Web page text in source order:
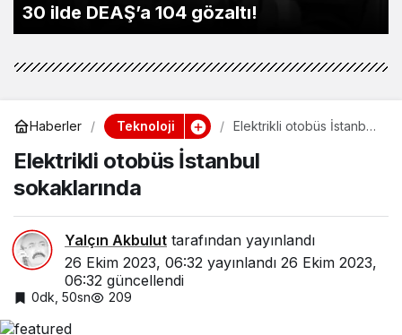
30 ilde DEAŞ’a 104 gözaltı!
Haberler Teknoloji
Elektrikli otobüs İstanbul
Elektrikli otobüs İstanbul
sokaklarında
Yalçın Akbulut tarafından yayınlandı
26 Ekim 2023, 06:32 yayınlandı 26 Ekim 2023,
06:32 güncellendi
0dk, 50sn 209